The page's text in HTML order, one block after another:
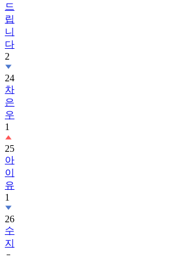
드
립
니
다
2
24
차
은
우
1
25
아
이
유
1
26
수
지